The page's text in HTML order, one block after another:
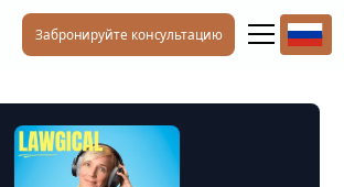
Забронируйте консультацию